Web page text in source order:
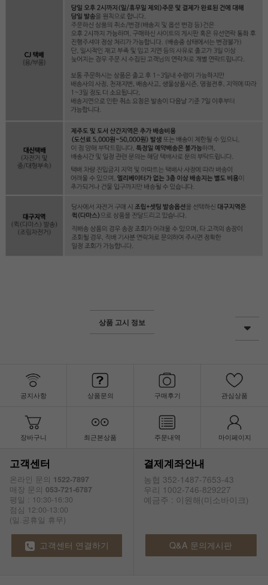
상품 고시 정보
공지사항 상품문의 구매후기 관심상품
장바구니 최근본상품 주문내역 마이페이지
고객센터
온라인 문의 1522-7897
매장 문의 053-721-6787
평일 : 10:30-16:30
점심 12:00-13:00
(일.공휴일 휴무)
결제계좌안내
농협 352-1487-7653-43
우리 1002-746-829227
예금주 : 이원해(미소바이크)
고객센터 연결하기 Q&A 문의게시판